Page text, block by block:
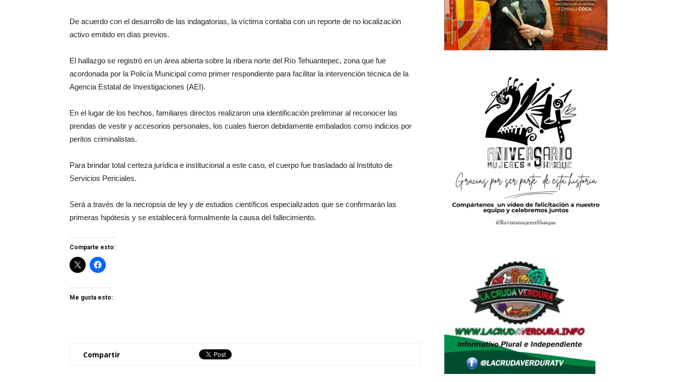
De acuerdo con el desarrollo de las indagatorias, la víctima contaba con un reporte de no localización
activo emitido en días previos.
El hallazgo se registró en un área abierta sobre la ribera norte del Río Tehuantepec, zona que fue
acordonada por la Policía Municipal como primer respondiente para facilitar la intervención técnica de la
Agencia Estatal de Investigaciones (AEI).
En el lugar de los hechos, familiares directos realizaron una identificación preliminar al reconocer las
prendas de vestir y accesorios personales, los cuales fueron debidamente embalados como indicios por
peritos criminalistas.
Para brindar total certeza jurídica e institucional a este caso, el cuerpo fue trasladado al Instituto de
Servicios Periciales.
Será a través de la necropsia de ley y de estudios científicos especializados que se confirmarán las
primeras hipótesis y se establecerá formalmente la causa del fallecimiento.
Comparte esto:
Me gusta esto:
Compartir